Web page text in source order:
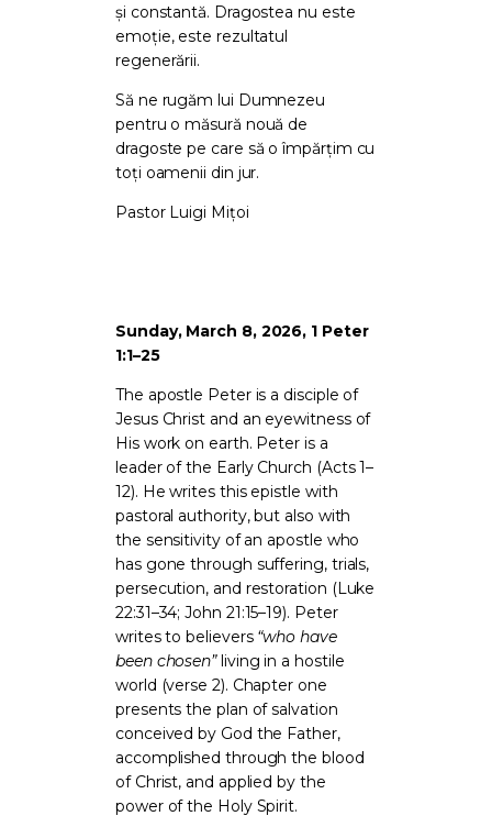
și constantă. Dragostea nu este
emoție, este rezultatul
regenerării.
Să ne rugăm lui Dumnezeu
pentru o măsură nouă de
dragoste pe care să o împărțim cu
toți oamenii din jur.
Pastor Luigi Mițoi
Sunday, March 8, 2026, 1 Peter
1:1–25
The apostle Peter is a disciple of
Jesus Christ and an eyewitness of
His work on earth. Peter is a
leader of the Early Church (Acts 1–
12). He writes this epistle with
pastoral authority, but also with
the sensitivity of an apostle who
has gone through suffering, trials,
persecution, and restoration (Luke
22:31–34; John 21:15–19). Peter
writes to believers “who have
been chosen”living in a hostile
world (verse 2). Chapter one
presents the plan of salvation
conceived by God the Father,
accomplished through the blood
of Christ, and applied by the
power of the Holy Spirit.